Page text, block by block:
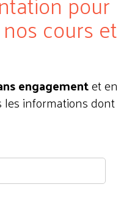
cours et
engagementet en
les informations dont